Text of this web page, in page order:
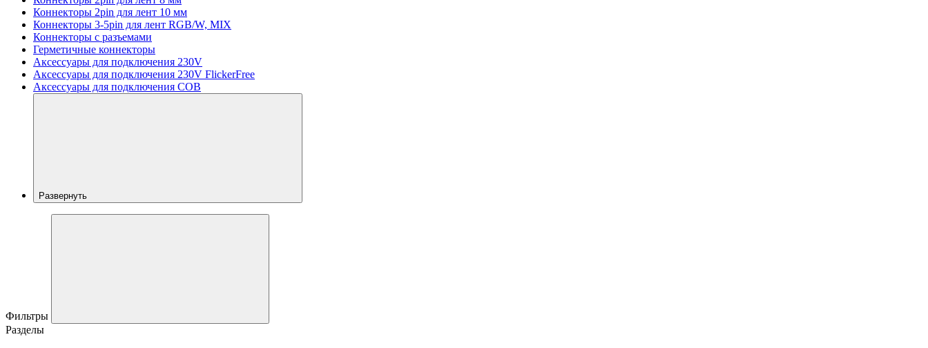
Коннекторы 2pin для лент 10 мм
Коннекторы 3-5pin для лент RGB/W, MIX
Коннекторы с разъемами
Герметичные коннекторы
Аксессуары для подключения 230V
Аксессуары для подключения 230V FlickerFree
Аксессуары для подключения COB
Развернуть
Фильтры
Разделы